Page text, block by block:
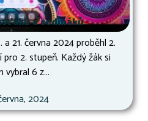
a sedmáků
21. června 2024 proběhl 2.
2. stupeň. Každý žák si
vybral 6 z...
2024